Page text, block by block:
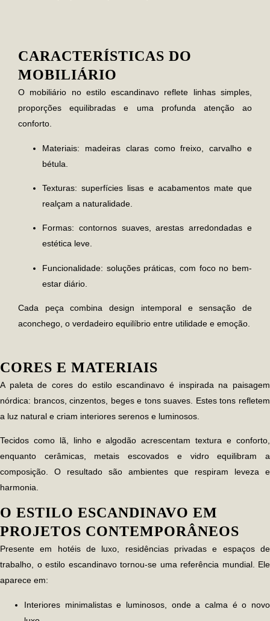
CARACTERÍSTICAS DO
MOBILIÁRIO
O mobiliário no estilo escandinavo reflete linhas simples,
proporções equilibradas e uma profunda atenção ao
conforto.
Materiais: madeiras claras como freixo, carvalho e
bétula.
Texturas: superfícies lisas e acabamentos mate que
realçam a naturalidade.
Formas: contornos suaves, arestas arredondadas e
estética leve.
Funcionalidade: soluções práticas, com foco no bem-
estar diário.
Cada peça combina design intemporal e sensação de
aconchego, o verdadeiro equilíbrio entre utilidade e emoção.
CORES E MATERIAIS
A paleta de cores do estilo escandinavo é inspirada na paisagem
nórdica: brancos, cinzentos, beges e tons suaves. Estes tons refletem
a luz natural e criam interiores serenos e luminosos.
Tecidos como lã, linho e algodão acrescentam textura e conforto,
enquanto cerâmicas, metais escovados e vidro equilibram a
composição. O resultado são ambientes que respiram leveza e
harmonia.
O ESTILO ESCANDINAVO EM
PROJETOS CONTEMPORÂNEOS
Presente em hotéis de luxo, residências privadas e espaços de
trabalho, o estilo escandinavotornou-se uma referência mundial. Ele
aparece em:
Interiores minimalistas e luminosos, onde a calma é o novo